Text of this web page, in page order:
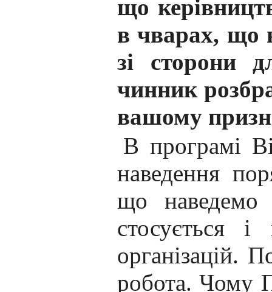
що
в чварах, що
зі сторони
чинник
вашому
В програмі
наведення
що наведемо
стосується
організацій.
робота. Чому